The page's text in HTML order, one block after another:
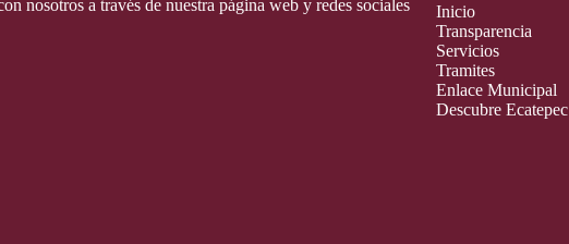
nosotros a través de nuestra página web y redes sociales
Inicio
Transparencia
Servicios
Tramites
Enlace Municipal
Descubre Ecatepec